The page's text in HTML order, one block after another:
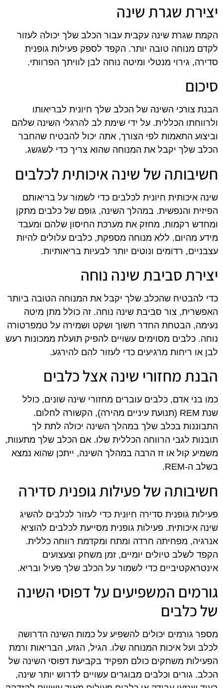
יצירת שגרת שינה
הקמת שגרת שינה עקבית עבור הכלב שלך יכולה לעזור
לקדם מנוחה טובה יותר. הקפד לספק פעילות גופנית
סדירה, גירוי מנטלי ומיטה נוחה לבן לוויתך הפרוותי.
סיכום
הבנת צורכי השינה של הכלב שלך חיונית לבריאותו
ולרווחתו הכללית. על ידי שימת לב להרגלי השינה שלהם
וביצוע התאמות לפי הצורך, אתה יכול להבטיח שהחבר
הכלב שלך יקבל את המנוחה שהוא צריך כדי לשגשג.
חשיבותה של שינה איכותית לכלבים
שינה איכותית חיונית לכלבים כדי לשמור על בריאותם
הפיזית והנפשית. במהלך השינה, גופם של כלבים מתקן
ומחדש רקמות, מחזק את מערכת החיסון שלהם ומעבד
מידע מהיום. ללא מנוחה מספקת, כלבים עלולים להיות
עצבניים, רדומים ונוטים יותר לבעיות בריאותיות.
יצירת סביבת שינה נוחה
כדי להבטיח שהכלב שלך יקבל את המנוחה הטובה ביותר
האפשרית, צור סביבת שינה נוחה. זה כולל מתן מיטה
נעימה, הבטחת החדר חשוך ושקט ושמירה על טמפרטורה
נוחה. כלבים מסוימים עשויים להפיק תועלת ממכונות רעש
לבן או ריחות מרגיעים כדי לעזור להם להירגע.
הבנת מחזורי שינה אצל כלבים
כמו בני אדם, כלבים עוברים מחזורי שינה שונים, כולל
שנת REM (תנועת עיניים מהירה), הקשורה לחלום.
התבוננות בכלב שלך במהלך השינה יכולה לתת לך
תובנות לגבי הרווחה הכללית שלו. אם הכלב שלך מתעוות,
משמיע קול או זז הרבה במהלך השינה, ייתכן שהוא נמצא
בשלב ה-REM.
חשיבותה של פעילות גופנית סדירה
פעילות גופנית סדירה חיונית כדי לעזור לכלבים להשיג
שינה איכותית. פעילות גופנית מסייעת לכלבים להוציא
אנרגיה, מפחיתה חרדה ומתח ומקדמת רווחה כללית.
הקפד לשלב טיולים יומיים, זמן משחק וצעצועים
אינטראקטיביים כדי לשמור על הכלב שלך פעיל ובריא.
גורמים המשפיעים על דפוסי השינה
של כלבים
מספר גורמים יכולים להשפיע על כמות השינה הדרושה
לכלב ועל איכות המנוחה שלו. הגיל, הגזע, הבריאות ורמת
הפעילות משחקים כולם תפקיד בקביעת דפוסי השינה של
הכלב. גורים וכלבים מבוגרים עשויים לדרוש יותר שינה,